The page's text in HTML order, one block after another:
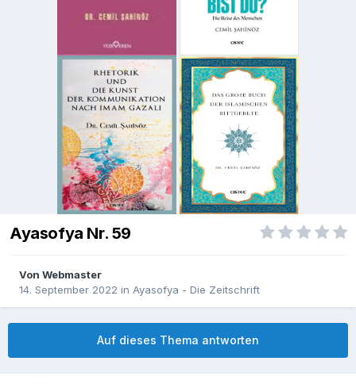
Ayasofya Nr. 59
Von Webmaster
14. September 2022 in Ayasofya - Die Zeitschrift
Auf dieses Thema antworten